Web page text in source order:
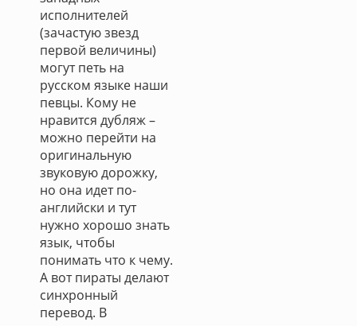
исполнителей
(зачастую звезд
первой величины)
могут петь на
русском языке наши
певцы. Кому не
нравится дубляж –
можно перейти на
оригинальную
звуковую дорожку,
но она идет по-
английски и тут
нужно хорошо знать
язык, чтобы
понимать что к чему.
А вот пираты делают
синхронный
перевод. В